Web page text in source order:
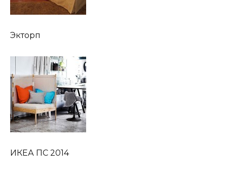
Экторп
ИКЕА ПС 2014